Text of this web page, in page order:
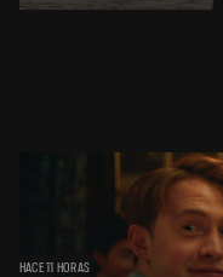
HACE 11 HORAS